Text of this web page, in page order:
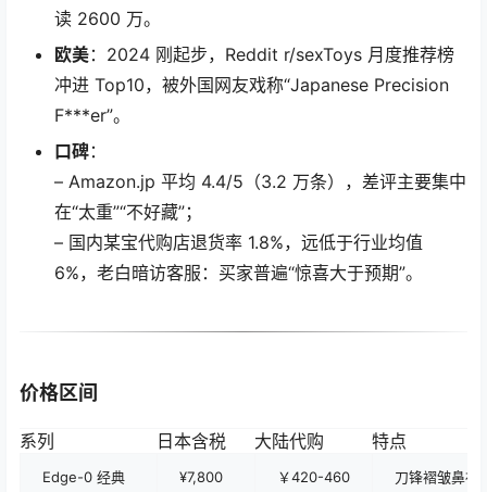
读 2600 万。
欧美：2024 刚起步，Reddit r/sexToys 月度推荐榜
冲进 Top10，被外国网友戏称“Japanese Precision
F***er”。
口碑：
– Amazon.jp 平均 4.4/5（3.2 万条），差评主要集中
在“太重”“不好藏”；
– 国内某宝代购店退货率 1.8%，远低于行业均值
6%，老白暗访客服：买家普遍“惊喜大于预期”。
价格区间
系列 日本含税 大陆代购 特点
Edge-0 经典 ¥7,800 ￥420-460 刀锋褶皱鼻祖